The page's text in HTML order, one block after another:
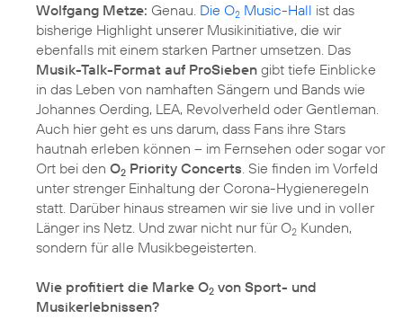
Wolfgang Metze: Genau. Die O2 Music-Hall ist das
bisherige Highlight unserer Musikinitiative, die wir
ebenfalls mit einem starken Partner umsetzen. Das
Musik-Talk-Format auf ProSieben gibt tiefe Einblicke
in das Leben von namhaften Sängern und Bands wie
Johannes Oerding, LEA, Revolverheld oder Gentleman.
Auch hier geht es uns darum, dass Fans ihre Stars
hautnah erleben können – im Fernsehen oder sogar vor
Ort bei den O2 Priority Concerts. Sie finden im Vorfeld
unter strenger Einhaltung der Corona-Hygieneregeln
statt. Darüber hinaus streamen wir sie live und in voller
Länger ins Netz. Und zwar nicht nur für O2 Kunden,
sondern für alle Musikbegeisterten.
Wie profitiert die Marke O2 von Sport- und
Musikerlebnissen?